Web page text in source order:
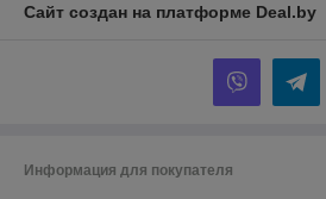
Сайт создан на платформе Deal.by
Информация для покупателя